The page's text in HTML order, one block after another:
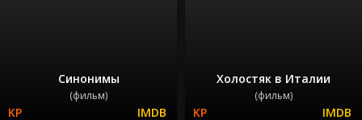
Синонимы
(фильм)
Холостяк в Италии
(фильм)